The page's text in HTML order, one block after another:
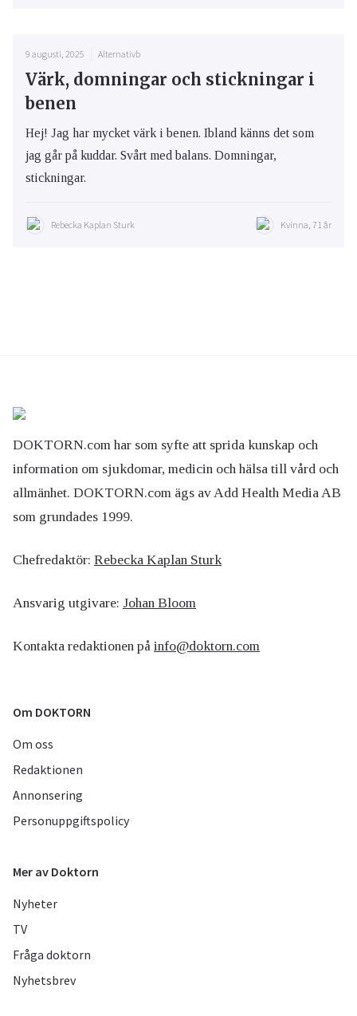
9 augusti, 2025 Alternativb
Värk, domningar och stickningar i
benen
Hej! Jag har mycket värk i benen. Ibland känns det som
jag går på kuddar. Svårt med balans. Domningar,
stickningar.
Rebecka Kaplan Sturk Kvinna, 71 år
DOKTORN.com har som syfte att sprida kunskap och
information om sjukdomar, medicin och hälsa till vård och
allmänhet. DOKTORN.com ägs av Add Health Media AB
som grundades 1999.
Chefredaktör: Rebecka Kaplan Sturk
Ansvarig utgivare: Johan Bloom
Kontakta redaktionen på info@doktorn.com
Om DOKTORN
Om oss
Redaktionen
Annonsering
Personuppgiftspolicy
Mer av Doktorn
Nyheter
TV
Fråga doktorn
Nyhetsbrev